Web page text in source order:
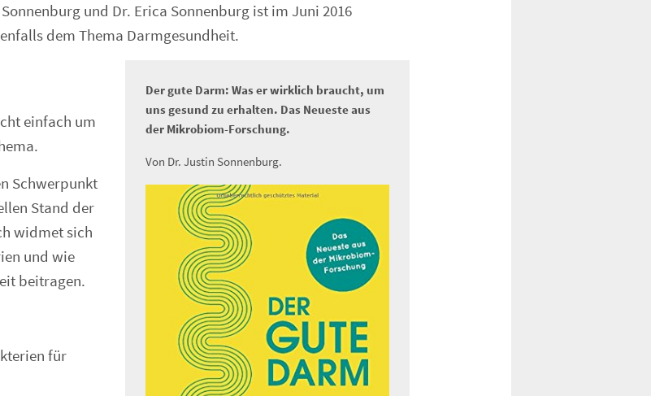
und Dr. Erica Sonnenburg ist im Juni 2016
dem Thema Darmgesundheit.
Der gute Darm: Was er wirklich braucht, um
uns gesund zu erhalten. Das Neueste aus
der Mikrobiom-Forschung.
Von Dr. Justin Sonnenburg.
einfach um
Schwerpunkt
Stand der
widmet sich
und wie
beitragen.
für